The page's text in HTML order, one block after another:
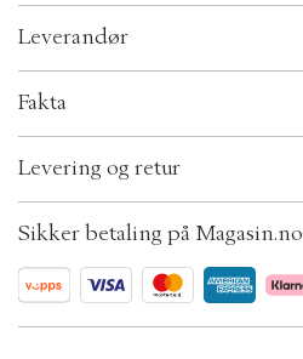
t
n
Leverandør
Fakta
EAN: 708177157281
ID: AACE01-0008
Levering og retur
Sikker betaling på Magasin.no